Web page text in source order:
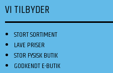
VI TILBYDER
STORT SORTIMENT
LAVE PRISER
STOR FYSISK BUTIK
GODKENDT E-BUTIK